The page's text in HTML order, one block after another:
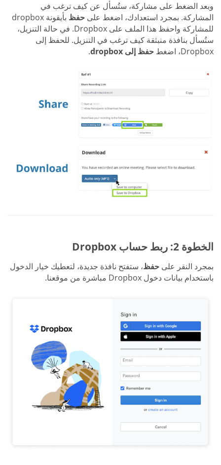
وبعد الضغط على مشاركة، ستُسأل عن كيف ترغب في
المشاركة. بمجرد استعدادك، اضغط على حفظ
بأيقونة dropbox
للمشاركة واحفظ هذا الملف على Dropbox. في حالة التنزيل،
ستُسأل بنافذة منبثقة كيف ترغب في التنزيل. للحفظ إلى
Dropbox، اضغط
حفظ إلى dropbox .
الخطوة 2: ربط حساب Dropbox
بمجرد النقر على حفظ، ستفتح نافذة جديدة، لتعطيك خيار الدخول
باستخدام بيانات دخول Dropbox مباشرة من موقعنا.